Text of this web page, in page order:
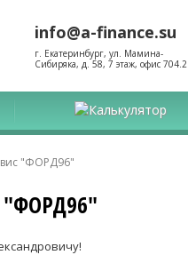
info@a-finance.su
г. Екатеринбург, ул. Мамина-
Сибиряка, д. 58, 7 этаж, офис 704.2
Калькулятор
"ФОРД96"
"ФОРД96"